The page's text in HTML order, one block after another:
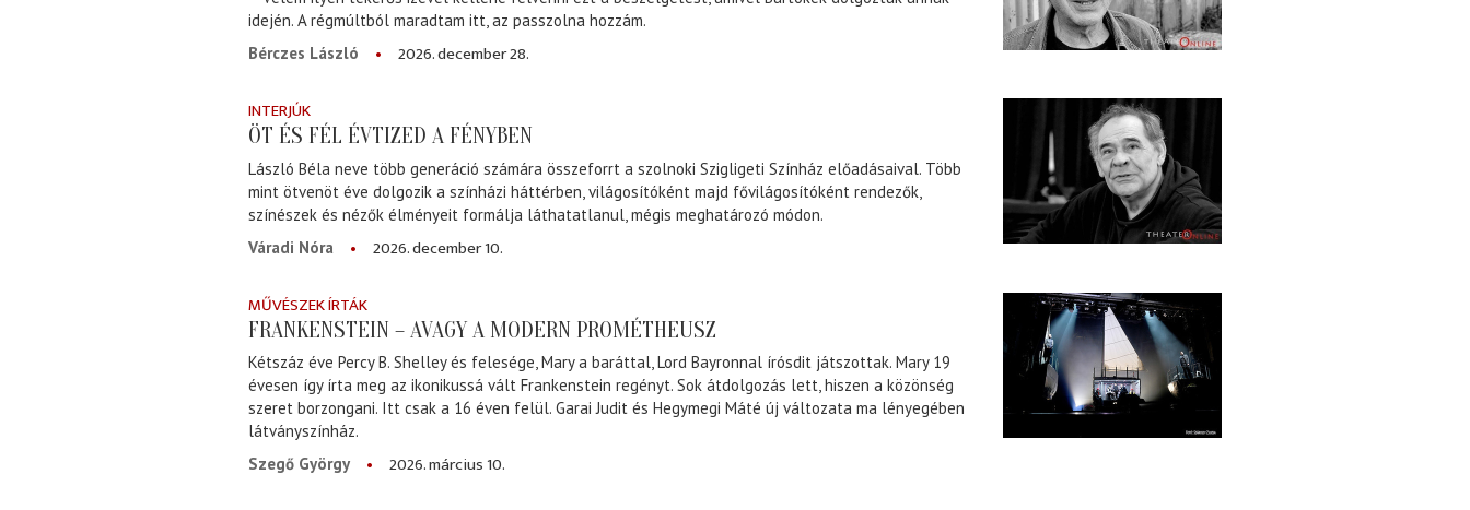
idején. A régmúltból maradtam itt, az passzolna hozzám.
Bérczes László
2026. december 28.
INTERJÚK
ÖT ÉS FÉL ÉVTIZED A FÉNYBEN
László Béla neve több generáció számára összeforrt a szolnoki Szigligeti Színház előadásaival. Több
mint ötvenöt éve dolgozik a színházi háttérben, világosítóként majd fővilágosítóként rendezők,
színészek és nézők élményeit formálja láthatatlanul, mégis meghatározó módon.
Váradi Nóra
2026. december 10.
MŰVÉSZEK ÍRTÁK
FRANKENSTEIN – AVAGY A MODERN PROMÉTHEUSZ
Kétszáz éve Percy B. Shelley és felesége, Mary a baráttal, Lord Bayronnal írósdit játszottak. Mary 19
évesen így írta meg az ikonikussá vált Frankenstein regényt. Sok átdolgozás lett, hiszen a közönség
szeret borzongani. Itt csak a 16 éven felül. Garai Judit és Hegymegi Máté új változata ma lényegében
látványszínház.
Szegő György
2026. március 10.